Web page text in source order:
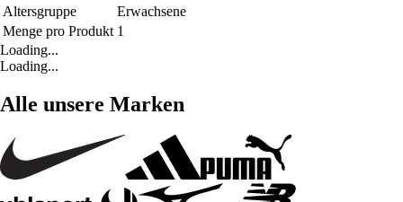
Altersgruppe
Erwachsene
Menge pro Produkt 1
Loading...
Loading...
Alle unsere Marken